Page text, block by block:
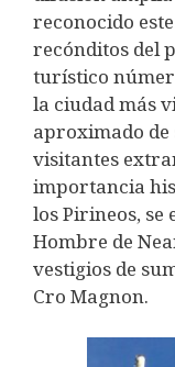
reconocido
recónditos del
turístico
la ciudad más
aproximado de
visitantes
importancia
los Pirineos, se
Hombre de
vestigios de
Cro Magnon.